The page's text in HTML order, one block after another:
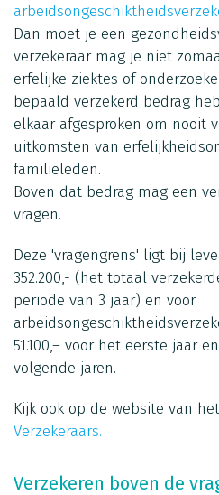
Dan moet je een
verzekeraar mag je niet
erfelijke ziektes of
bepaald verzekerd bedrag
elkaar afgesproken om nooit
uitkomsten van
familieleden.
Boven dat bedrag mag een
vragen.
Deze 'vragengrens' ligt bij
352.200,- (het totaal
periode van 3 jaar) en voor
51.100,– voor het eerste jaar
volgende jaren.
Kijk ook op de website van het
Verzekeraars.
Verzekeren boven de